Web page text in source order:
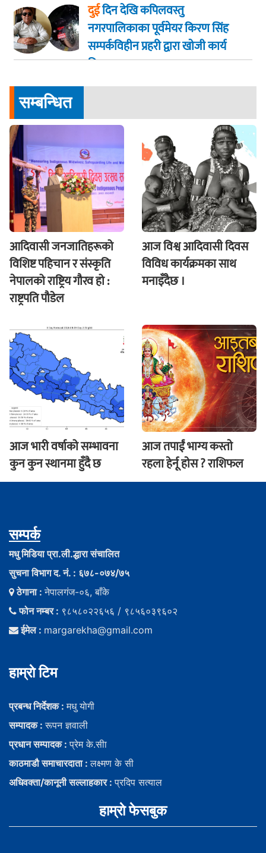
दुईदिन देखि कपिलवस्तु
नगरपालिकाका पूर्वमेयर किरण सिंह
सम्पर्कविहीन प्रहरी द्वारा खाेजी कार्य
तिब्रता
सम्बन्धित
आदिवासी जनजातिहरूको
विशिष्ट पहिचान र संस्कृति
नेपालको राष्ट्रिय गौरव हो :
राष्ट्रपति पौडेल
आज विश्व आदिवासी दिवस
विविध कार्यक्रमका साथ
मनाइँदैछ ।
आज भारी वर्षाको सम्भावना
कुन कुन स्थानमा हुँदै छ
आज तपाईं भाग्य कस्ताे
रहला हेर्नू हाेस ? राशिफल
सम्पर्क
मधु मिडिया प्रा.ली.द्धारा संचालित
सुचना विभाग द. नं. : ६७८-०७४/७५
ठेगाना :नेपालगंज-०६, बाँके
फोन नम्बर : ९८५८०२२६५६ / ९८५६०३९६०२
ईमेल : margarekha@gmail.com
हाम्राे टिम
प्रबन्ध निर्देशक :मधु याेगी
सम्पादक :रूपन ज्ञवाली
प्रधान सम्पादक :प्रेम के.सीा
काठमाडौ समाचारदाता :लक्ष्मण के सी
अधिवक्ता/कानूनी सल्लाहकार :प्रदिप सत्याल
हाम्राे फेसबुक